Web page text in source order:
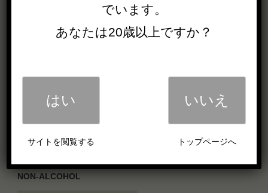
OUR PRODUCTS
GIN
LIQUEUR
ROCKS
Kawaii
SAKE
NON-ALCOHOL
でいます。
あなたは20歳以上ですか？
はい
サイトを閲覧する
いいえ
トップページへ